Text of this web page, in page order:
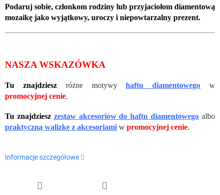
Podaruj sobie, członkom rodziny lub przyjaciołom diamentową
mozaikę jako wyjątkowy, uroczy i niepowtarzalny prezent.
NASZA WSKAZÓWKA
Tu znajdzieszróżne motywyhaftu diamentowego w
promocyjnej cenie.
Tu znajdziesz zestaw akcesoriów do haftu diamentowego albo
praktyczną walizkę z akcesoriami w promocyjnej cenie.
Informacje szczegółowe